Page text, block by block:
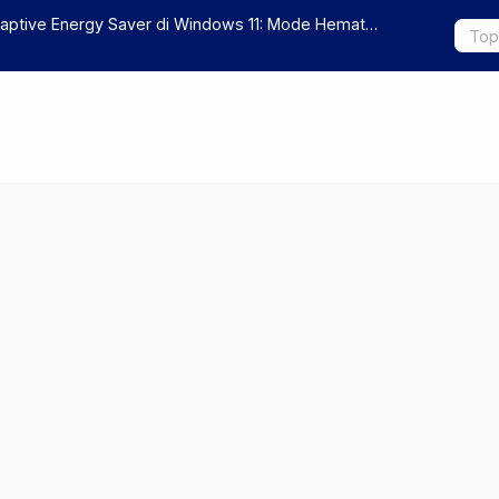
Energy Saver di Windows 11: Mode Hemat
100 Titik
Sonjaya